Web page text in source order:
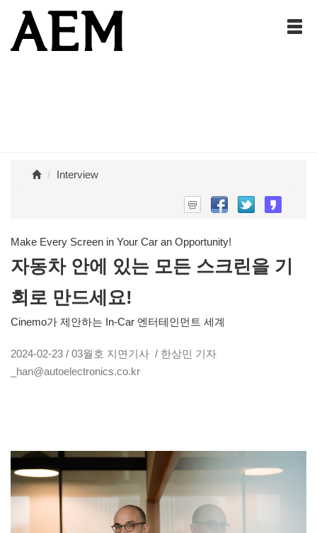
Interview
Make Every Screen in Your Car an Opportunity!
자동차 안에 있는 모든 스크린을 기
회로 만드세요!
Cinemo가 제안하는 In-Car 엔터테인먼트 세계
2024-02-23 / 03월호 지면기사 / 한상민 기자
_han@autoelectronics.co.kr